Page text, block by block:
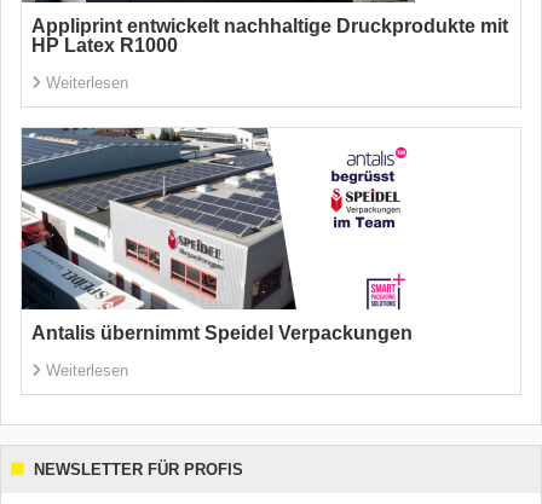
Appliprint entwickelt nachhaltige Druckprodukte mit
HP Latex R1000
Weiterlesen
Antalis übernimmt Speidel Verpackungen
Weiterlesen
NEWSLETTER FÜR PROFIS